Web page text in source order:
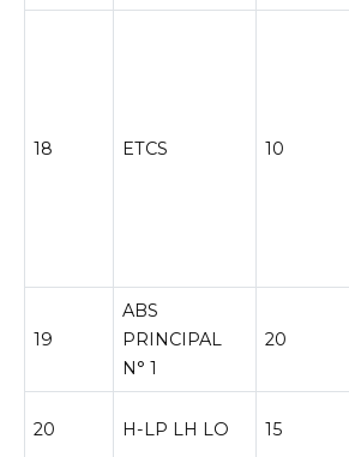
18 ETCS 10
19
ABS
PRINCIPAL
N° 1
20
20 H-LP LH LO 15